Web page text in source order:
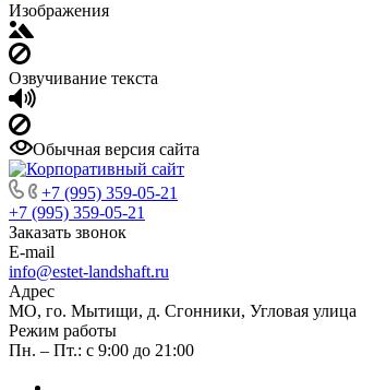
Изображения
Озвучивание текста
Обычная версия сайта
+7 (995) 359-05-21
+7 (995) 359-05-21
Заказать звонок
E-mail
info@estet-landshaft.ru
Адрес
МО, го. Мытищи, д. Сгонники, Угловая улица
Режим работы
Пн. – Пт.: с 9:00 до 21:00